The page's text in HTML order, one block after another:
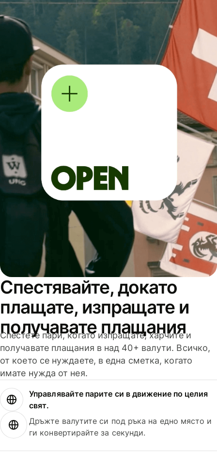
Спестявайте, докато
плащате, изпращате и
получавате плащания
Спестете пари, когато изпращате, харчите и
получавате плащания в над 40+ валути. Всичко,
от което се нуждаете, в една сметка, когато
имате нужда от нея.
Управлявайте парите си в движение по целия
свят.
Дръжте валутите си под ръка на едно място и
ги конвертирайте за секунди.